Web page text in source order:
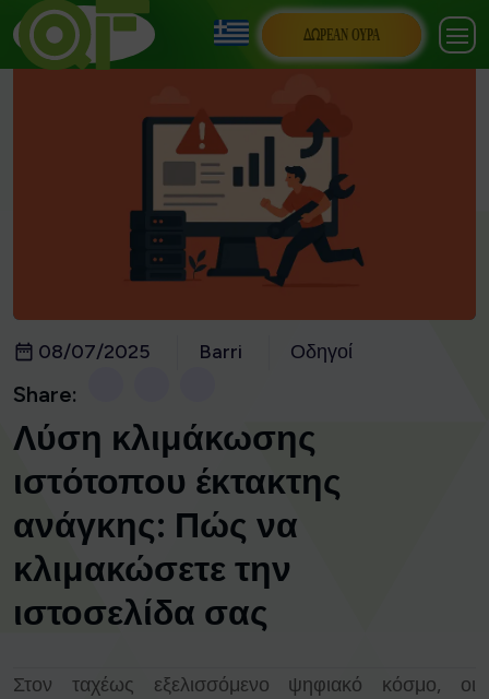
ΔΩΡΕΆΝ ΟΥΡΆ
08/07/2025 Barri Οδηγοί
Share:
Λύση κλιμάκωσης
ιστότοπου έκτακτης
ανάγκης: Πώς να
κλιμακώσετε την
ιστοσελίδα σας
Στον ταχέως εξελισσόμενο ψηφιακό κόσμο, οι